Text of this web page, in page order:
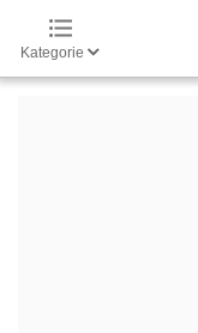
Kategorie